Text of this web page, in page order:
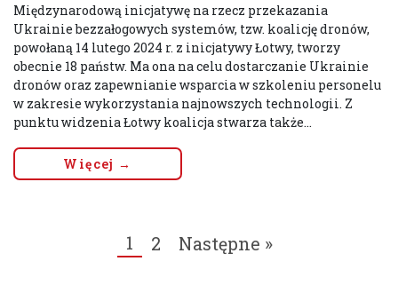
Międzynarodową inicjatywę na rzecz przekazania
Ukrainie bezzałogowych systemów, tzw. koalicję dronów,
powołaną 14 lutego 2024 r. z inicjatywy Łotwy, tworzy
obecnie 18 państw. Ma ona na celu dostarczanie Ukrainie
dronów oraz zapewnianie wsparcia w szkoleniu personelu
w zakresie wykorzystania najnowszych technologii. Z
punktu widzenia Łotwy koalicja stwarza także...
Więcej →
1 2 Następne »